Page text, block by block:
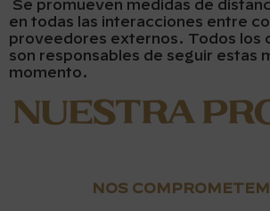
Se promueven medidas de
en todas las interacciones entre
proveedores externos. Todos los
son responsables de seguir estas
momento.
Nuestra
NOS